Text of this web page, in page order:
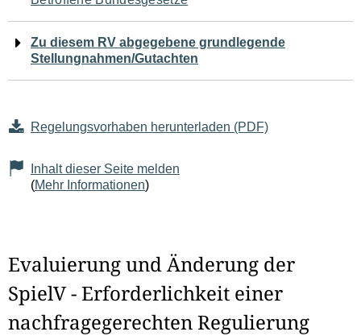
Zu diesem RV abgegebene grundlegende
Stellungnahmen/Gutachten
Regelungsvorhaben herunterladen (PDF)
Inhalt dieser Seite melden
(Mehr Informationen)
Evaluierung und Änderung der
SpielV - Erforderlichkeit einer
nachfragegerechten Regulierung